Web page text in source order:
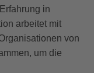
in
arbeitet mit
von
um die